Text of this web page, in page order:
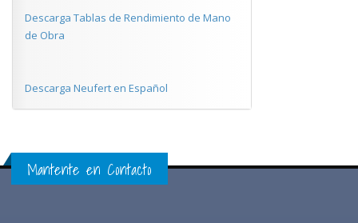
Descarga Tablas de Rendimiento de Mano
de Obra
Descarga Neufert en Español
Mantente en Contacto